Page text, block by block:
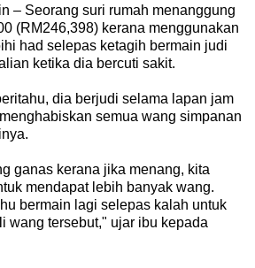
– Seorang suri rumah menanggung
(RM246,398) kerana menggunakan
had selepas ketagih bermain judi
ketika dia bercuti sakit.
dia berjudi selama lapan jam
semua wang simpanan
ganas kerana jika menang, kita
mendapat lebih banyak wang.
bermain lagi selepas kalah untuk
wang tersebut," ujar ibu kepada